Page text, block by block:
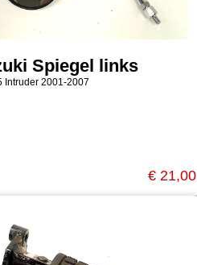
Spiegel links
Intruder 2001-2007
€ 21,00